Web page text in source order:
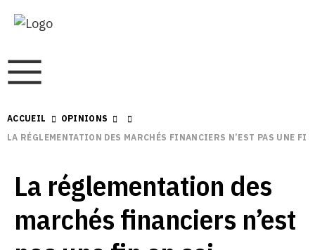
ACCUEIL
OPINIONS
LA RÉGLEMENTATION DES MARCHÉS FINANCIERS N’EST PAS UNE
La réglementation des
marchés financiers n’est